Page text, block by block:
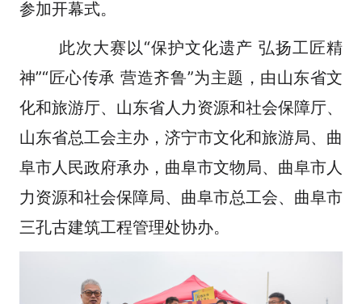
参加开幕式。
此次大赛以“保护文化遗产 弘扬工匠精
神”“匠心传承 营造齐鲁”为主题，由山东省文
化和旅游厅、山东省人力资源和社会保障厅、
山东省总工会主办，济宁市文化和旅游局、曲
阜市人民政府承办，曲阜市文物局、曲阜市人
力资源和社会保障局、曲阜市总工会、曲阜市
三孔古建筑工程管理处协办。